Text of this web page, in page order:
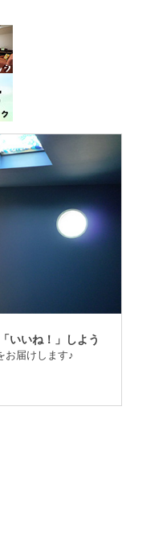
いいね！」しよう
お届けします♪